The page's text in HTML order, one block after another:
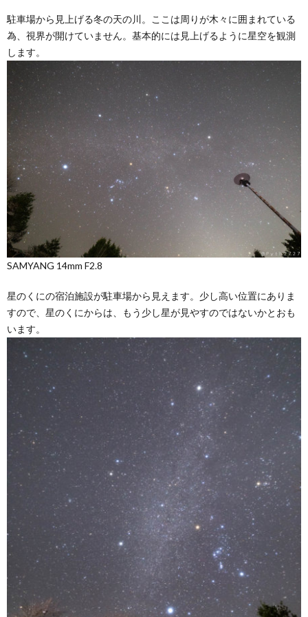
駐車場から見上げる冬の天の川。ここは周りが木々に囲まれている
為、視界が開けていません。基本的には見上げるように星空を観測
します。
SAMYANG 14mm F2.8
星のくにの宿泊施設が駐車場から見えます。少し高い位置にありま
すので、星のくにからは、もう少し星が見やすのではないかとおも
います。